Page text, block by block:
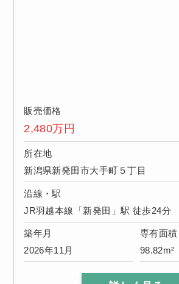
販売価格
2,480万円
所在地
新潟県新発田市大手町５丁目
沿線・駅
JR羽越本線「新発田」駅 徒歩24分
築年月
2026年11月
専有面積
98.82m²